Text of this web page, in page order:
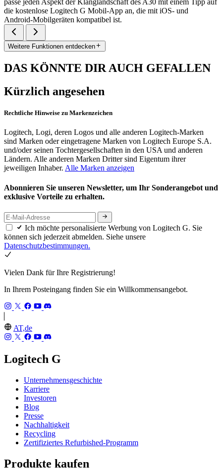
passe jeden Aspekt der Klanglandschaft des A30 mit einem Tipp auf
die kostenlose Logitech G Mobil-App an, die mit iOS- und
Android-Mobilgeräten kompatibel ist.
Weitere Funktionen entdecken
DAS KÖNNTE DIR AUCH GEFALLEN
Kürzlich angesehen
Rechtliche Hinweise zu Markenzeichen
Logitech, Logi, deren Logos und alle anderen Logitech-Marken
sind Marken oder eingetragene Marken von Logitech Europe S.A.
und/oder seinen Tochtergesellschaften in den USA und anderen
Ländern. Alle anderen Marken Dritter sind Eigentum ihrer
jeweiligen Inhaber. Alle Marken anzeigen
Abonnieren Sie unseren Newsletter, um Ihr Sonderangebot und
exklusive Vorteile zu erhalten.
Ich möchte personalisierte Werbung von Logitech G. Sie
können sich jederzeit abmelden. Siehe unsere
Datenschutzbestimmungen.
Vielen Dank für Ihre Registrierung!
In Ihrem Posteingang finden Sie ein Willkommensangebot.
AT,de
Logitech G
Unternehmensgeschichte
Karriere
Investoren
Blog
Presse
Nachhaltigkeit
Recycling
Zertifiziertes Refurbished-Programm
Produkte kaufen